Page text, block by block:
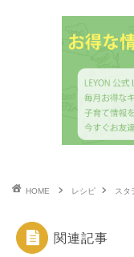
HOME レシピ スタ
関連記事